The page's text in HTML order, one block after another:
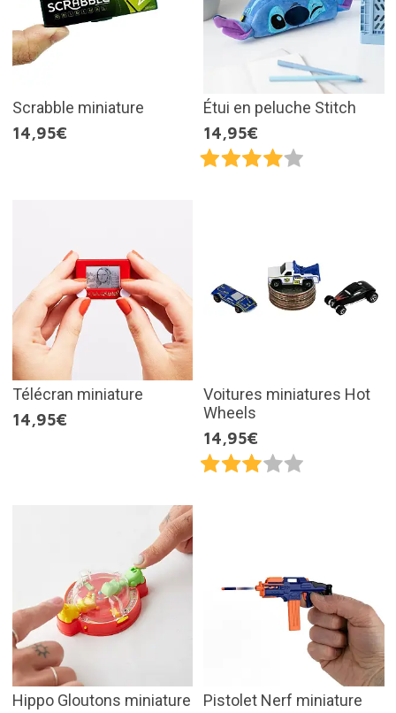
Scrabble miniature
14,95€
Étui en peluche Stitch
14,95€
Télécran miniature
14,95€
Voitures miniatures Hot
Wheels
14,95€
Hippo Gloutons miniature
Pistolet Nerf miniature